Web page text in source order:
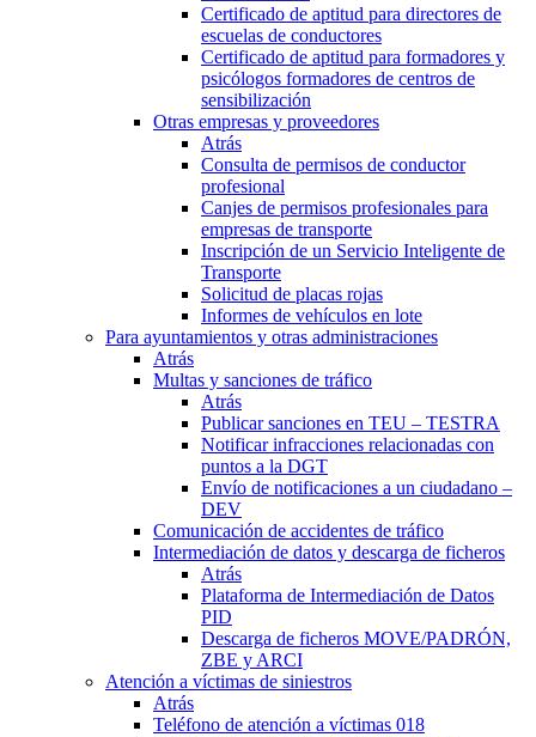
Certificado de aptitud para directores de
escuelas de conductores
Certificado de aptitud para formadores y
psicólogos formadores de centros de
sensibilización
Otras empresas y proveedores
Atrás
Consulta de permisos de conductor
profesional
Canjes de permisos profesionales para
empresas de transporte
Inscripción de un Servicio Inteligente de
Transporte
Solicitud de placas rojas
Informes de vehículos en lote
Para ayuntamientos y otras administraciones
Atrás
Multas y sanciones de tráfico
Atrás
Publicar sanciones en TEU – TESTRA
Notificar infracciones relacionadas con
puntos a la DGT
Envío de notificaciones a un ciudadano –
DEV
Comunicación de accidentes de tráfico
Intermediación de datos y descarga de ficheros
Atrás
Plataforma de Intermediación de Datos
PID
Descarga de ficheros MOVE/PADRÓN,
ZBE y ARCI
Atención a víctimas de siniestros
Atrás
Teléfono de atención a víctimas 018